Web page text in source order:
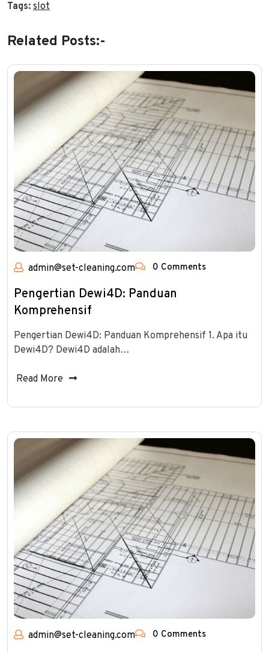
Tags: slot
Related Posts:-
admin@set-cleaning.com 0 Comments
Pengertian Dewi4D: Panduan
Komprehensif
Pengertian Dewi4D: Panduan Komprehensif 1. Apa itu
Dewi4D? Dewi4D adalah…
Read More
admin@set-cleaning.com 0 Comments